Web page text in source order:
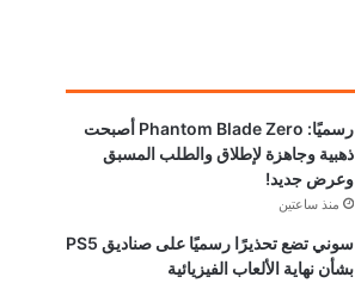
رسميًا: Phantom Blade Zero أصبحت
ذهبية وجاهزة لإطلاق والطلب المسبق
وعرض جديد!
منذ ساعتين
سوني تضع تحذيرًا رسميًا على صناديق PS5
بشأن نهاية الألعاب الفيزيائية